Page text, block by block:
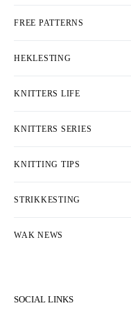
FREE PATTERNS
HEKLESTING
KNITTERS LIFE
KNITTERS SERIES
KNITTING TIPS
STRIKKESTING
WAK NEWS
SOCIAL LINKS